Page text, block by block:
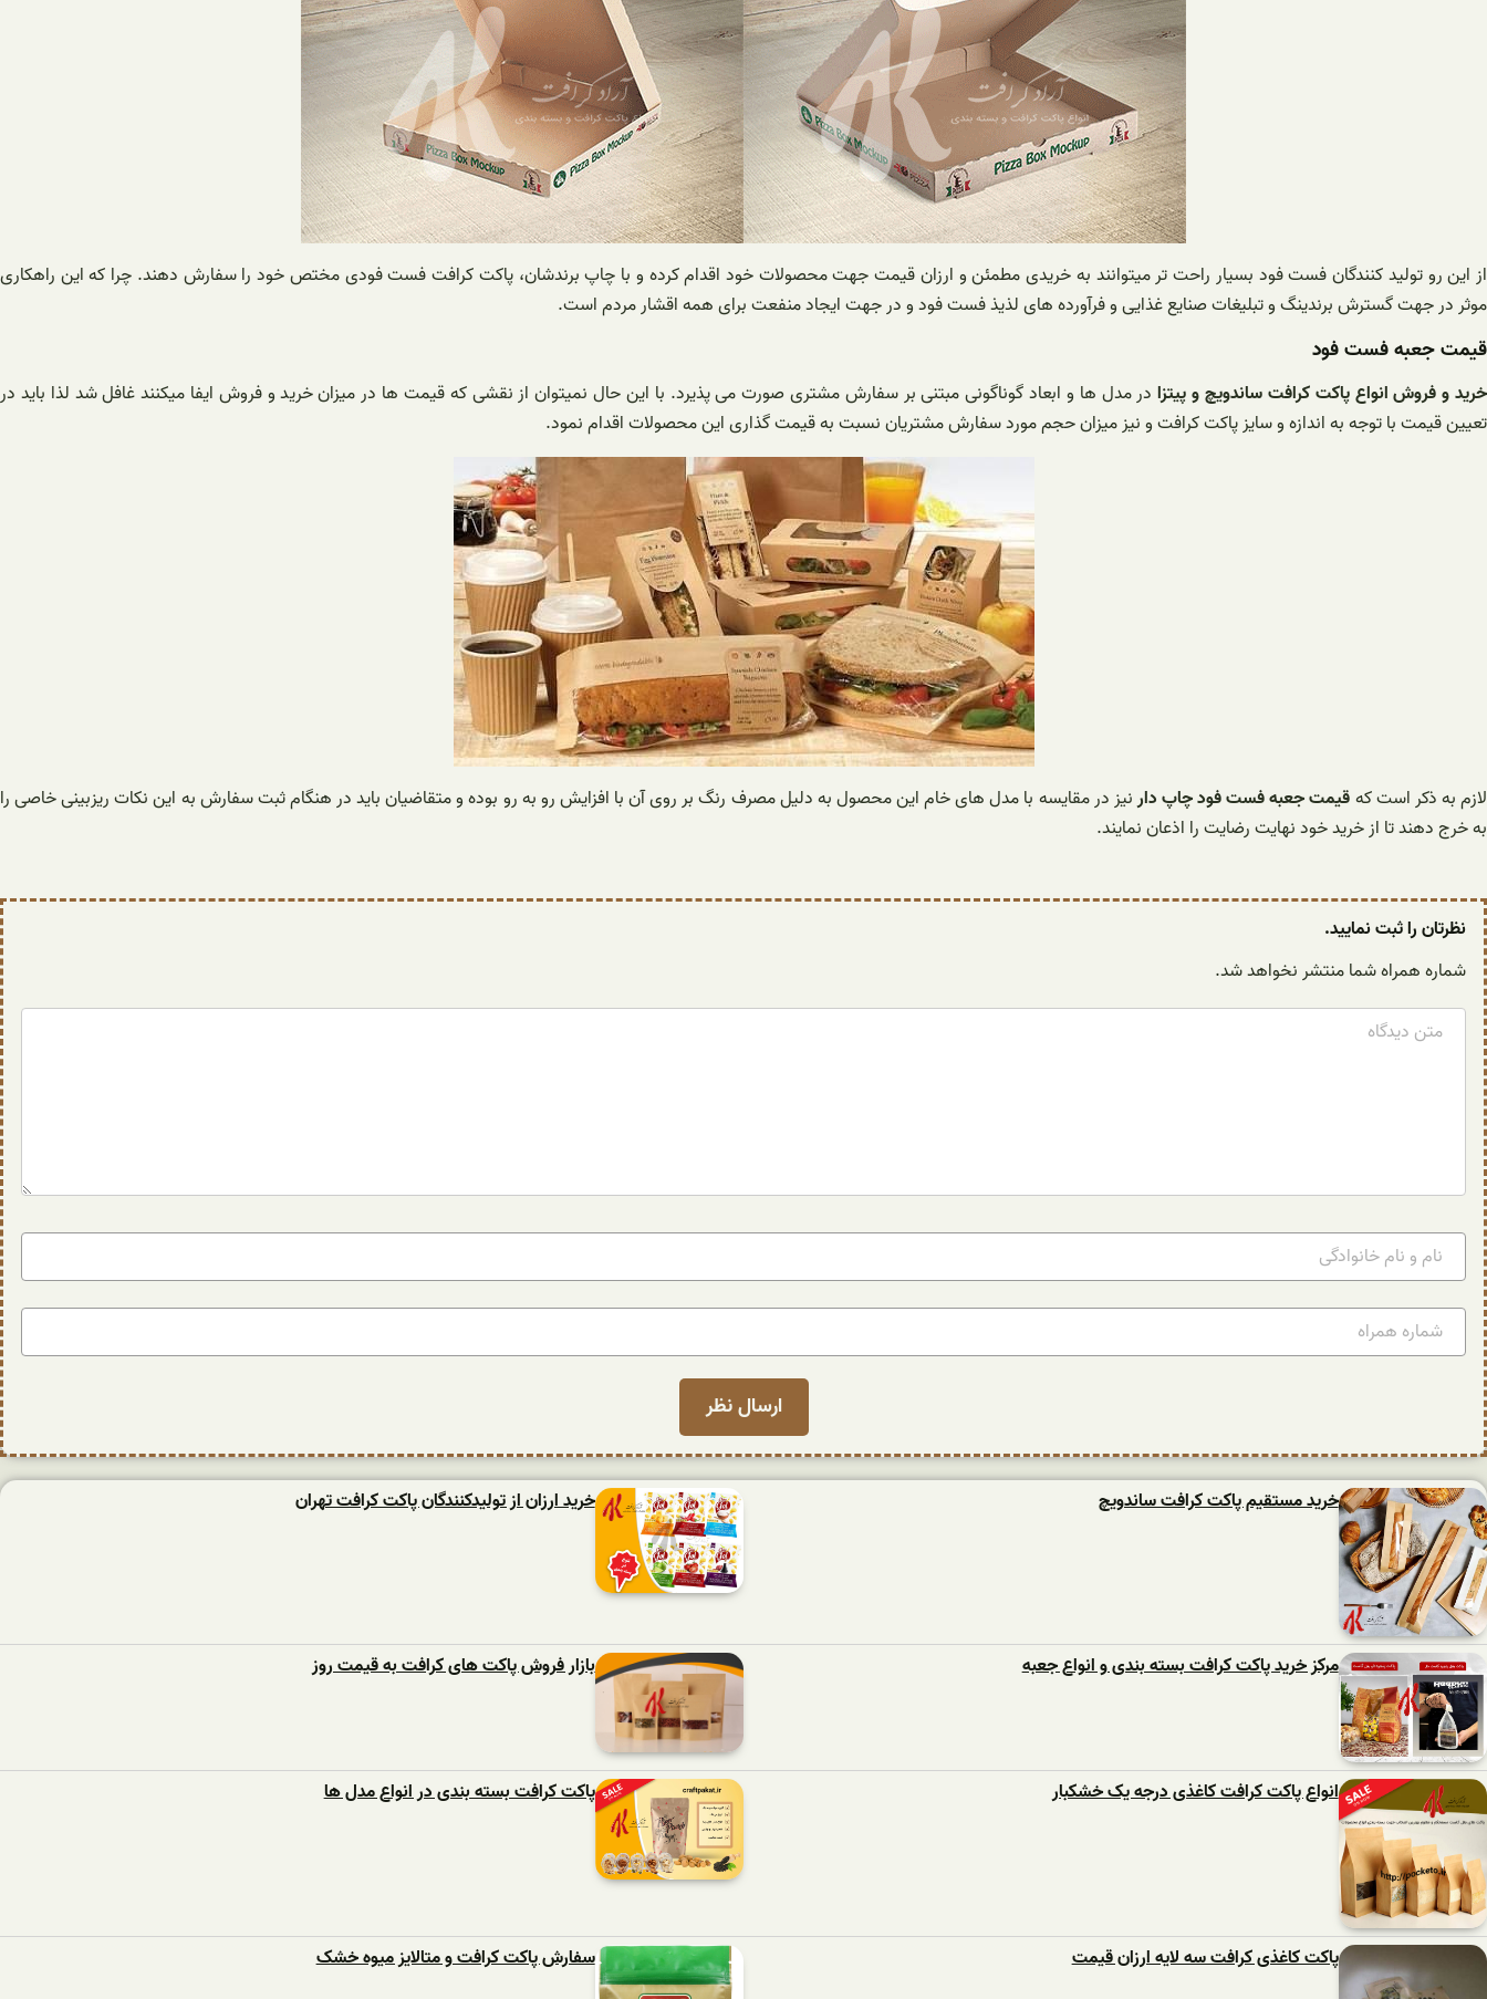
از این رو تولید کنندگان فست فود بسیار راحت تر میتوانند به خریدی مطمئن و ارزان قیمت جهت محصولات خود اقدام کرده و با چاپ برندشان، پاکت کرافت فست فودی مختص خود را سفارش دهند. چرا که این راهکاری
موثر در جهت گسترش برندینگ و تبلیغات صنایع غذایی و فرآورده های لذیذ فست فود و در جهت ایجاد منفعت برای همه اقشار مردم است.
قیمت جعبه فست فود
خرید و فروش انواع پاکت کرافت ساندویچ و پیتزادر مدل ها و ابعاد گوناگونی مبتنی بر سفارش مشتری صورت می پذیرد. با این حال نمیتوان از نقشی که قیمت ها در میزان خرید و فروش ایفا میکنند غافل شد لذا باید در
تعیین قیمت با توجه به اندازه و سایز پاکت کرافت و نیز میزان حجم مورد سفارش مشتریان نسبت به قیمت گذاری این محصولات اقدام نمود.
لازم به ذکر است کهقیمت جعبه فست فود چاپ دارنیز در مقایسه با مدل های خام این محصول به دلیل مصرف رنگ بر روی آن با افزایش رو به رو بوده و متقاضیان باید در هنگام ثبت سفارش به این نکات ریزبینی خاصی را
به خرج دهند تا از خرید خود نهایت رضایت را اذعان نمایند.
نظرتان را ثبت نمایید.
شماره همراه شما منتشر نخواهد شد.
خرید مستقیم پاکت کرافت ساندویچ خرید ارزان از تولیدکنندگان پاکت کرافت تهران
مرکز خرید پاکت کرافت بسته بندی و انواع جعبه بازار فروش پاکت های کرافت به قیمت روز
انواع پاکت کرافت کاغذی درجه یک خشکبار پاکت کرافت بسته بندی در انواع مدل ها
پاکت کاغذی کرافت سه لایه ارزان قیمت سفارش پاکت کرافت و متالایز میوه خشک